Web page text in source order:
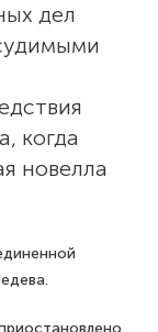
дел
когда
новелла